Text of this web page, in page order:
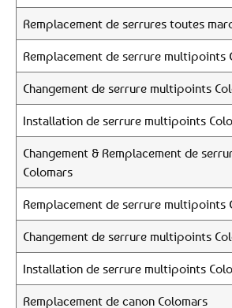
Remplacement de serrures toutes
Remplacement de serrure multipoints
Changement de serrure multipoints
Installation de serrure multipoints
Changement & Remplacement de
Colomars
Remplacement de serrure multipoints
Changement de serrure multipoints
Installation de serrure multipoints
Remplacement de canon Colomars